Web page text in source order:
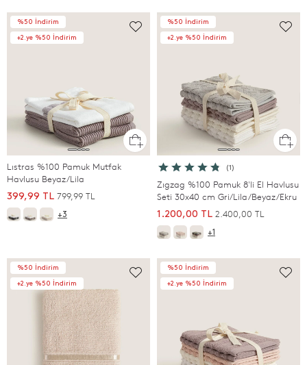
%50 İndirim
+2.ye %50 İndirim
Lıstras %100 Pamuk Mutfak
Havlusu Beyaz/Lila
399,99 TL 799,99 TL
+3
%50 İndirim
+2.ye %50 İndirim
(1)
Zıgzag %100 Pamuk 8'li El Havlusu
Seti 30x40 cm Gri/Lila/Beyaz/Ekru
1.200,00 TL 2.400,00 TL
+1
%50 İndirim
+2.ye %50 İndirim
%50 İndirim
+2.ye %50 İndirim